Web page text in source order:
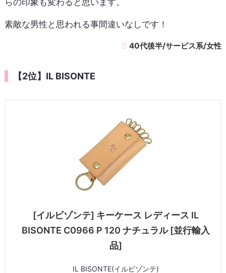
らの印象も変わると思います。
素敵な男性と思われる事間違いなしです！
40代後半/サービス系/女性
【2位】IL BISONTE
[イルビゾンテ] キーケース レディース IL
BISONTE C0966 P 120 ナチュラル [並行輸入
品]
IL BISONTE(イルビゾンテ)